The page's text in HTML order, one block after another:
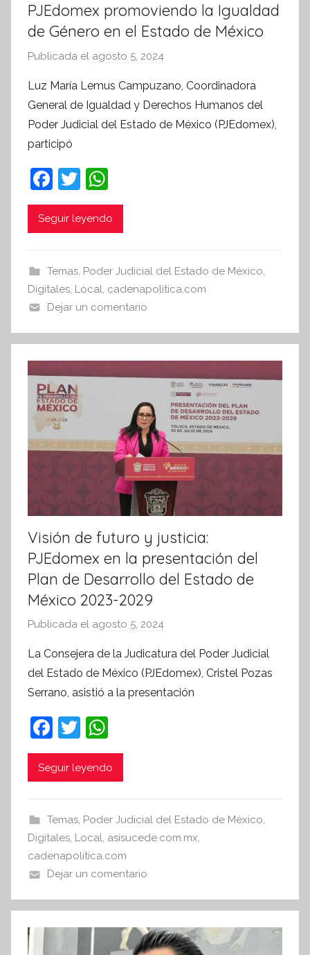
PJEdomex promoviendo la Igualdad
de Género en el Estado de México
Publicada el agosto 5, 2024
r
S
í
n
f
m
a
t
a
Luz María Lemus Campuzano, Coordinadora
General de Igualdad y Derechos Humanos del
Poder Judicial del Estado de México (PJEdomex),
participó
F
a
c
b
o
o
k
T
w
itt
h
at
A
p
p
Seguir leyendo
Temas, Poder Judicial del Estado de México,
Digitales, Local, cadenapolitica.com
Dejar un comentario
Visión de futuro y justicia:
PJEdomex en la presentación del
Plan de Desarrollo del Estado de
México 2023-2029
Publicada el agosto 5, 2024
r
S
í
I
n
m
a
t
La Consejera de la Judicatura del Poder Judicial
del Estado de México (PJEdomex), Cristel Pozas
Serrano, asistió a la presentación
F
a
c
b
o
o
k
T
w
itt
h
at
A
p
p
Seguir leyendo
Temas, Poder Judicial del Estado de México,
Digitales, Local, asisucede.com.mx,
cadenapolitica.com
Dejar un comentario